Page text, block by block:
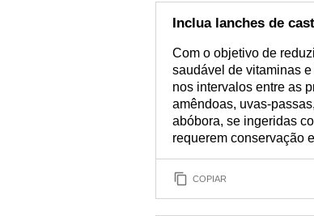
Inclua lanches de
Com o objetivo de
saudável de vitaminas
nos intervalos entre as
amêndoas, uvas-
abóbora, se ingeridas
requerem conservação
COPIAR